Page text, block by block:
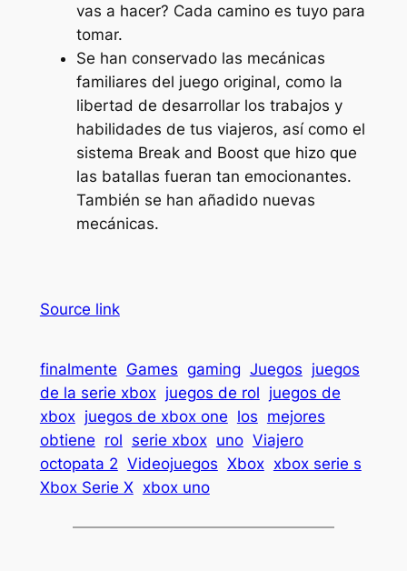
vas a hacer? Cada camino es tuyo para
tomar.
Se han conservado las mecánicas
familiares del juego original, como la
libertad de desarrollar los trabajos y
habilidades de tus viajeros, así como el
sistema Break and Boost que hizo que
las batallas fueran tan emocionantes.
También se han añadido nuevas
mecánicas.
Source link
finalmente Games gaming Juegos juegos
de la serie xbox juegos de rol juegos de
xbox juegos de xbox one los mejores
obtiene rol serie xbox uno Viajero
octopata 2 Videojuegos Xbox xbox serie s
Xbox Serie X xbox uno